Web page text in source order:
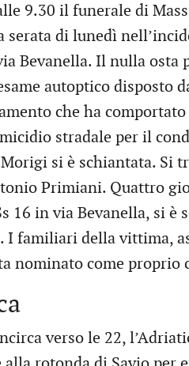
9.30 il funerale di
serata di lunedì
Bevanella. Il nulla osta
autoptico disposto
che ha
stradale per il
si è schiantata. Si
Primiani. Quattro
16 in via Bevanella, si
I familiari della vittima,
nominato come proprio
verso le 22,